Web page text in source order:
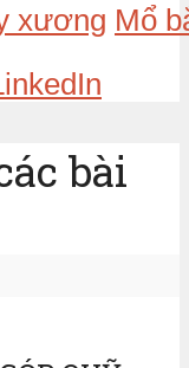
xương Mổ
bài